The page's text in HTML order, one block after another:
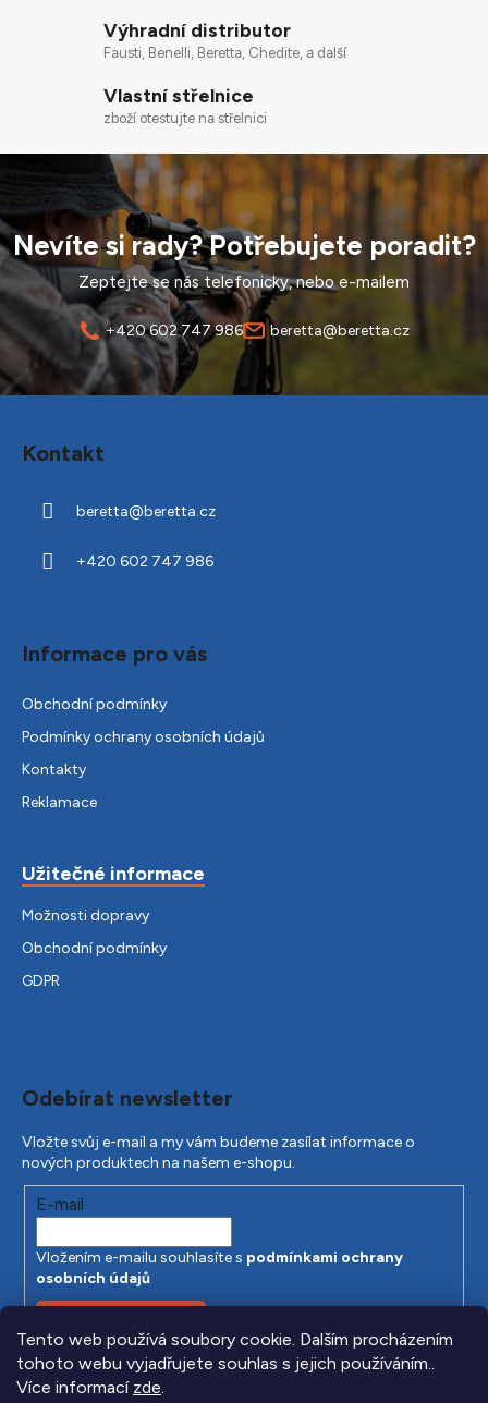
Tento web používá soubory cookie. Dalším procházením
tohoto webu vyjadřujete souhlas s jejich používáním..
Více informací zde.
Výhradní distributor
Fausti, Benelli, Beretta, Chedite, a další
Vlastní střelnice
zboží otestujte na střelnici
Nevíte si rady? Potřebujete poradit?
Zeptejte se nás telefonicky, nebo e-mailem
+420 602 747 986 beretta@beretta.cz
Kontakt
beretta@beretta.cz
+420 602 747 986
Informace pro vás
Obchodní podmínky
Podmínky ochrany osobních údajů
Kontakty
Reklamace
Užitečné informace
Možnosti dopravy
Obchodní podmínky
GDPR
Odebírat newsletter
Vložte svůj e-mail a my vám budeme zasílat informace o
nových produktech na našem e-shopu.
E-mail
Vložením e-mailu souhlasíte s podmínkami ochrany
osobních údajů
PŘIHLÁSIT SE